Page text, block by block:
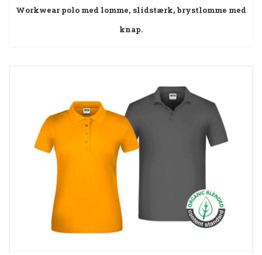
Workwear polo med lomme, slidstærk, brystlomme med
knap.